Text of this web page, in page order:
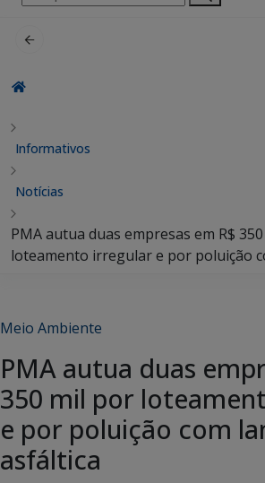
por:
Informativos
Notícias
PMA autua duas empresas em R$
loteamento irregular e por poluição
Meio Ambiente
PMA autua duas
350 mil por
e por poluição com
asfáltica